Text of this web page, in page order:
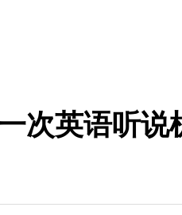
次英语听说